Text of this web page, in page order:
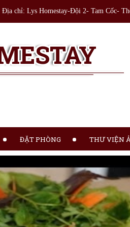
Địa chỉ: Lys Homestay-Đội 2- Tam Cốc-
ĐẶT PHÒNG THƯ VIỆN